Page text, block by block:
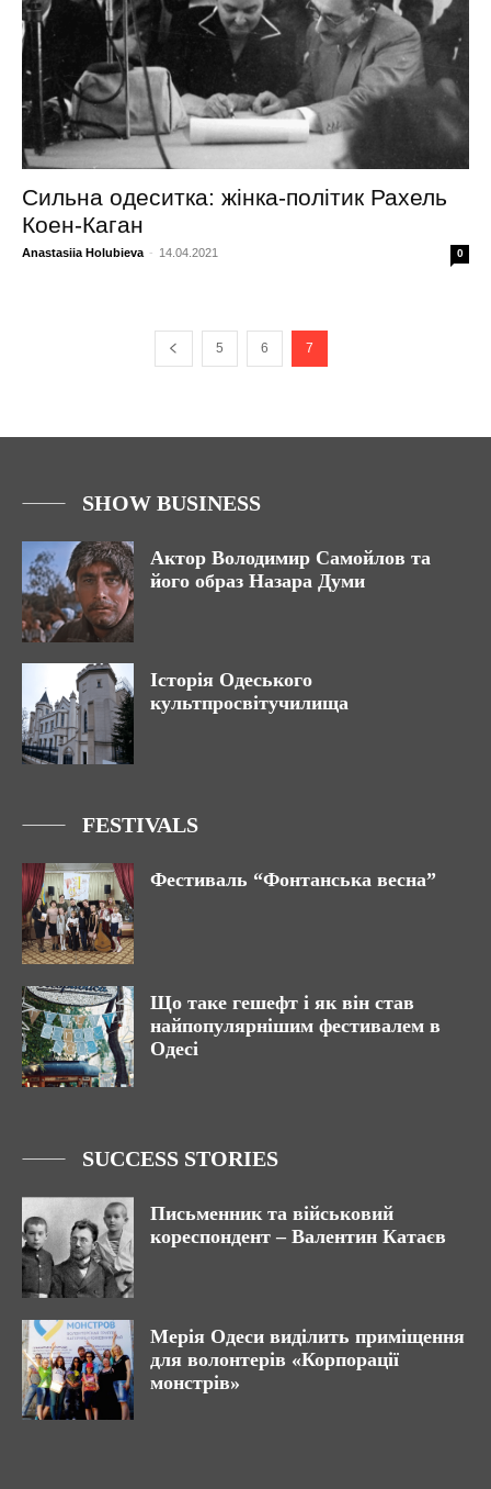
Сильна одеситка: жінка-політик Рахель
Коен-Каган
Anastasiia Holubieva - 14.04.2021 0
5 6 7
SHOW BUSINESS
Актор Володимир Самойлов та
його образ Назара Думи
Історія Одеського
культпросвітучилища
FESTIVALS
Фестиваль “Фонтанська весна”
Що таке гешефт і як він став
найпопулярнішим фестивалем в
Одесі
SUCCESS STORIES
Письменник та військовий
кореспондент – Валентин Катаєв
Мерія Одеси виділить приміщення
для волонтерів «Корпорації
монстрів»